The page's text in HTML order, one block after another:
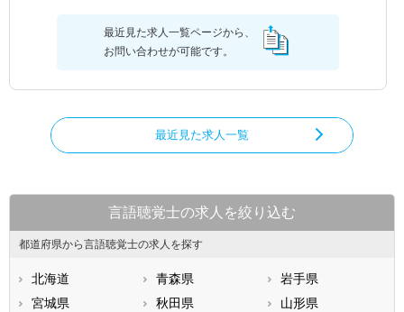
最近見た求人一覧ページから、
お問い合わせが可能です。
最近見た求人一覧
言語聴覚士の求人を絞り込む
都道府県から言語聴覚士の求人を探す
北海道 青森県
岩手県
宮城県
秋田県
山形県